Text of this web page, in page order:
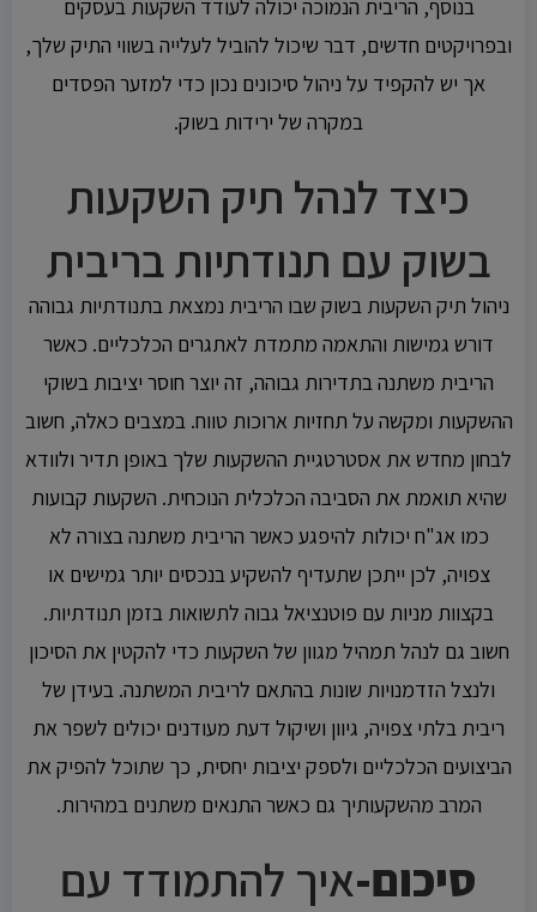
בנוסף, הריבית הנמוכה יכולה לעודד השקעות בעסקים
ובפרויקטים חדשים, דבר שיכול להוביל לעלייה בשווי התיק שלך,
אך יש להקפיד על ניהול סיכונים נכון כדי למזער הפסדים
במקרה של ירידות בשוק.
כיצד לנהל תיק השקעות
בשוק עם תנודתיות בריבית
ניהול תיק השקעות בשוק שבו הריבית נמצאת בתנודתיות גבוהה
דורש גמישות והתאמה מתמדת לאתגרים הכלכליים. כאשר
הריבית משתנה בתדירות גבוהה, זה יוצר חוסר יציבות בשוקי
ההשקעות ומקשה על תחזיות ארוכות טווח. במצבים כאלה, חשוב
לבחון מחדש את אסטרטגיית ההשקעות שלך באופן תדיר ולוודא
שהיא תואמת את הסביבה הכלכלית הנוכחית. השקעות קבועות
כמו אג"ח יכולות להיפגע כאשר הריבית משתנה בצורה לא
צפויה, לכן ייתכן שתעדיף להשקיע בנכסים יותר גמישים או
בקצוות מניות עם פוטנציאל גבוה לתשואות בזמן תנודתיות.
חשוב גם לנהל תמהיל מגוון של השקעות כדי להקטין את הסיכון
ולנצל הזדמנויות שונות בהתאם לריבית המשתנה. בעידן של
ריבית בלתי צפויה, גיוון ושיקול דעת מעודנים יכולים לשפר את
הביצועים הכלכליים ולספק יציבות יחסית, כך שתוכל להפיק את
המרב מהשקעותיך גם כאשר התנאים משתנים במהירות.
סיכום-איך להתמודד עם